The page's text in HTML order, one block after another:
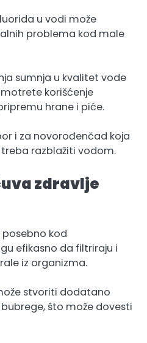
u vodi može
problema kod male
sumnja u kvalitet vode
korišćenje
hrane i piće.
i za novorođenčad koja
razblažiti vodom.
zdravlje
posebno kod
efikasno da filtriraju i
iz organizma.
stvoriti dodatano
što može dovesti